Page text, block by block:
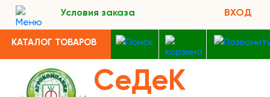
Условия заказа ВХОД
КАТАЛОГ ТОВАРОВ
СеДеК